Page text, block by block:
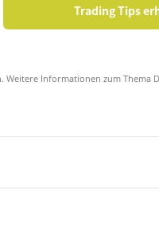
Informationen zum Thema